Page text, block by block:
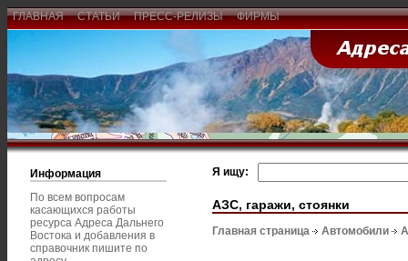
ГЛАВНАЯ СТАТЬИ ПРЕСС-РЕЛИЗЫ ФИРМЫ
Информация
По всем вопросам
касающихся работы
ресурса Адреса Дальнего
Востока и добавления в
справочник пишите по
Я ищу:
АЗС, гаражи, стоянки
Главная страница Автомобили